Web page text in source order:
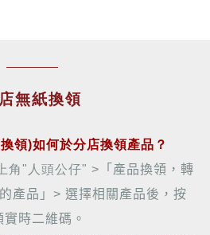
無紙換領
領)如何於分店換領產品？
角"人頭公仔" > 「產品換領，轉
產品」 > 選擇相關產品後，按
實時二維碼。